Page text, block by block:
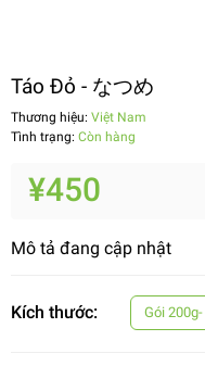
Táo Đỏ - なつめ
Thương hiệu: Việt Nam
Tình trạng: Còn hàng
¥450
Mô tả đang cập nhật
Kích thước: Gói